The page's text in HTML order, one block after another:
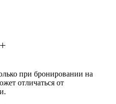
при бронировании на
отличаться от